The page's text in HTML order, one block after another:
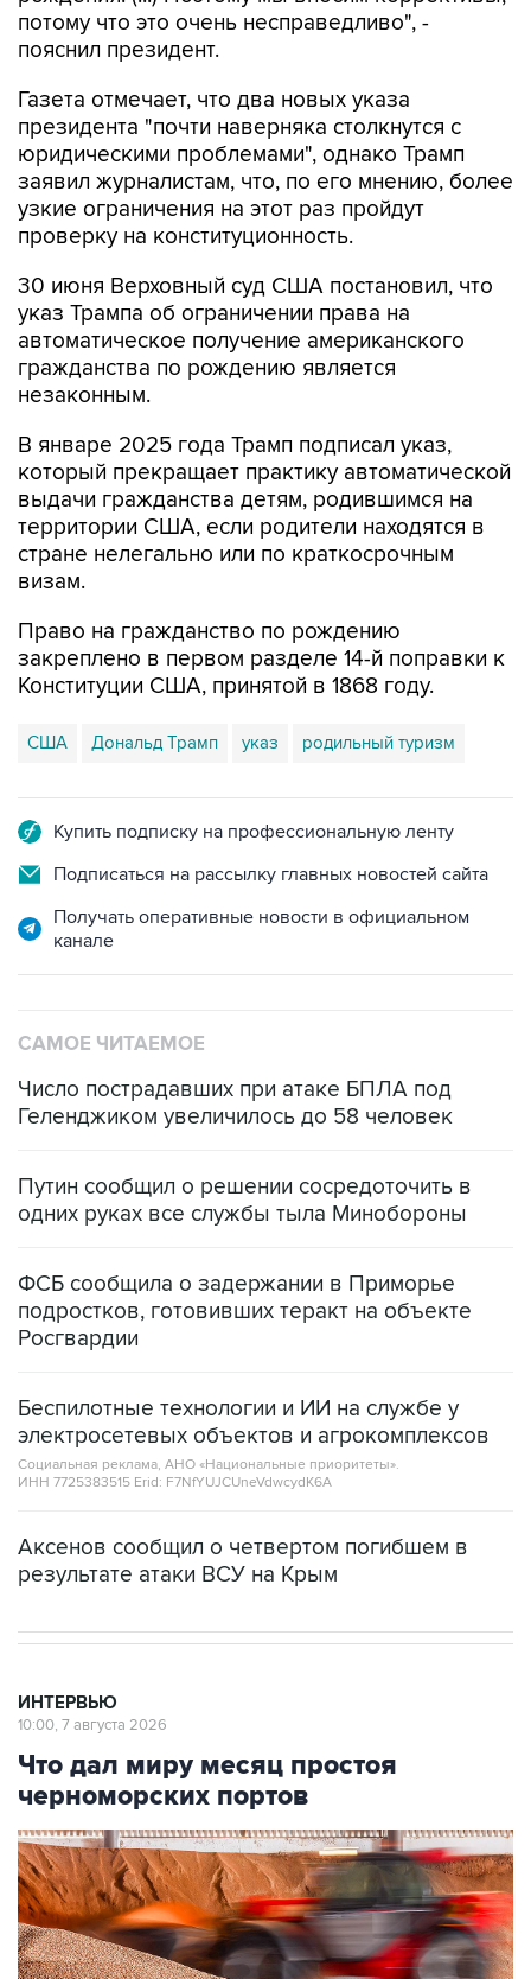
потому что это очень несправедливо", -
пояснил президент.
Газета отмечает, что два новых указа
президента "почти наверняка столкнутся с
юридическими проблемами", однако Трамп
заявил журналистам, что, по его мнению, более
узкие ограничения на этот раз пройдут
проверку на конституционность.
30 июня Верховный суд США постановил, что
указ Трампа об ограничении права на
автоматическое получение американского
гражданства по рождению является
незаконным.
В январе 2025 года Трамп подписал указ,
который прекращает практику автоматической
выдачи гражданства детям, родившимся на
территории США, если родители находятся в
стране нелегально или по краткосрочным
визам.
Право на гражданство по рождению
закреплено в первом разделе 14-й поправки к
Конституции США, принятой в 1868 году.
США Дональд Трамп указ родильный туризм
Купить подписку на профессиональную ленту
Подписаться на рассылку главных новостей сайта
Получать оперативные новости в официальном
канале
САМОЕ ЧИТАЕМОЕ
Число пострадавших при атаке БПЛА под
Геленджиком увеличилось до 58 человек
Путин сообщил о решении сосредоточить в
одних руках все службы тыла Минобороны
ФСБ сообщила о задержании в Приморье
подростков, готовивших теракт на объекте
Росгвардии
Беспилотные технологии и ИИ на службе у
электросетевых объектов и агрокомплексов
Социальная реклама, АНО «Национальные приоритеты».
ИНН 7725383515 Erid: F7NfYUJCUneVdwcydK6A
Аксенов сообщил о четвертом погибшем в
результате атаки ВСУ на Крым
ИНТЕРВЬЮ
10:00, 7 августа 2026
Что дал миру месяц простоя
черноморских портов